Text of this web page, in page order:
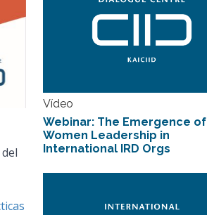
Vídeo
Webinar: The Emergence of
Women Leadership in
International IRD Orgs